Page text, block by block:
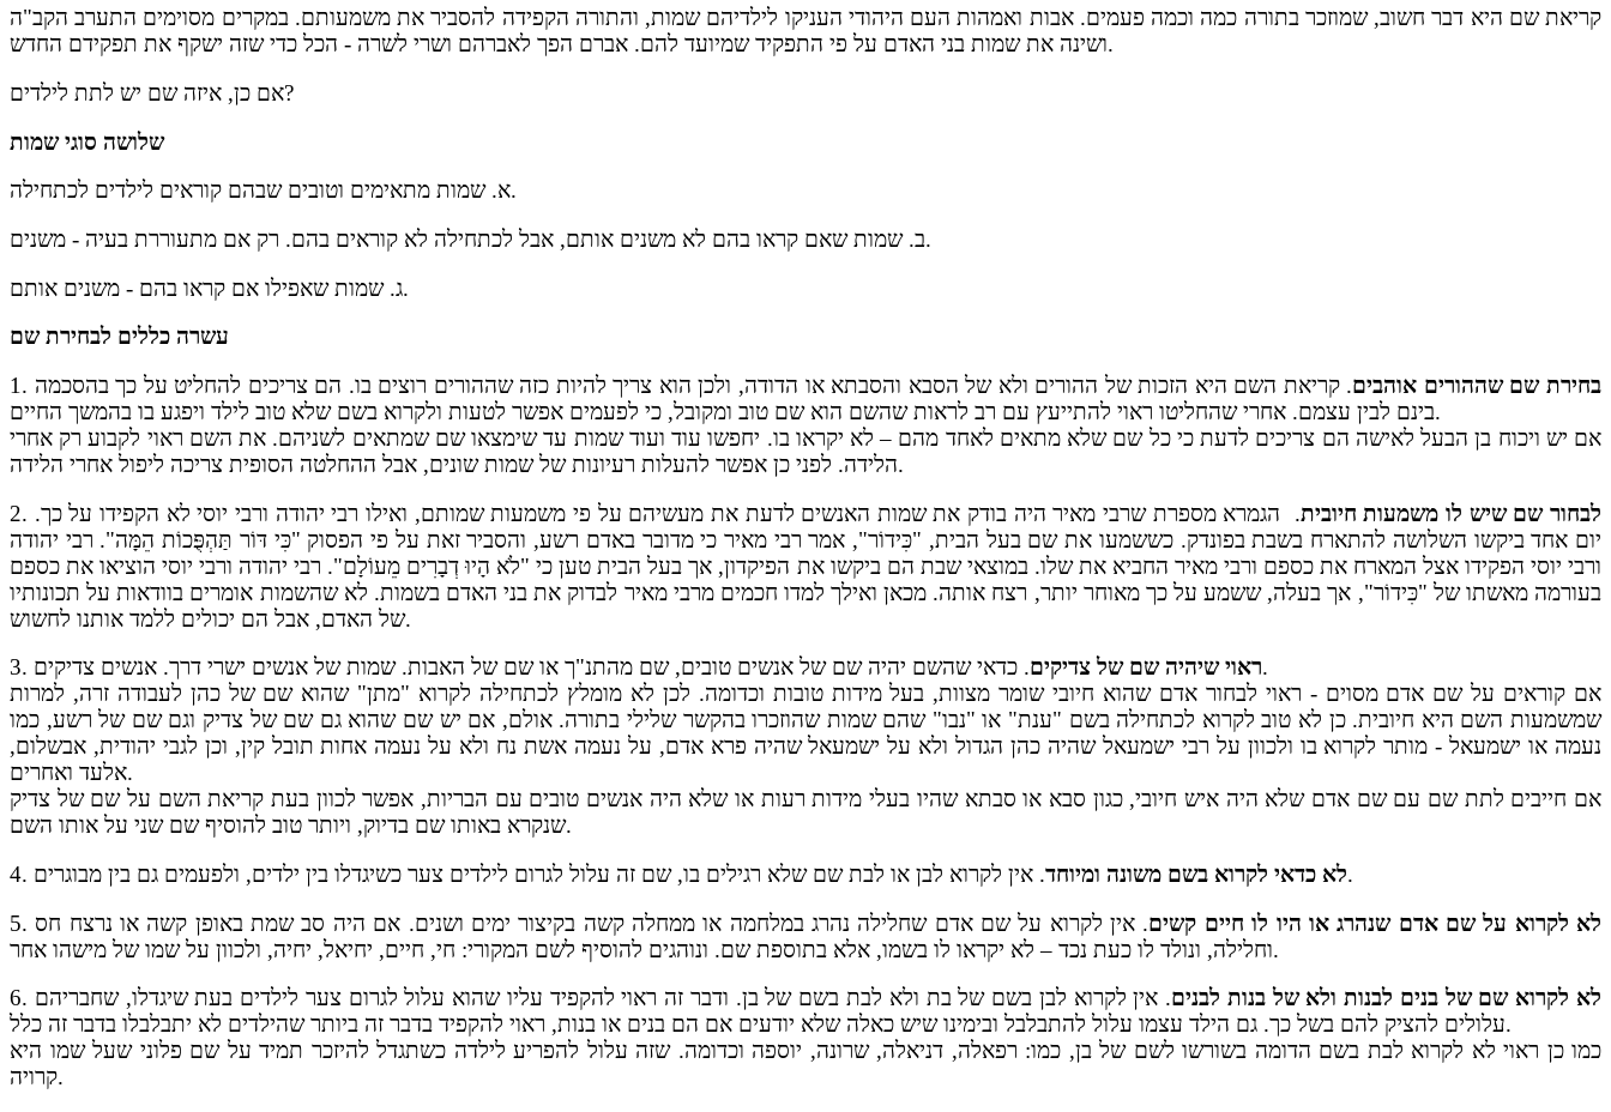
קריאת שם היא דבר חשוב, שמוזכר בתורה כמה וכמה פעמים. אבות ואמהות העם היהודי העניקו לילדיהם שמות, והתורה הקפידה להסביר את משמעותם. במקרים מסוימים התערב הקב"ה
ושינה את שמות בני האדם על פי התפקיד שמיועד להם. אברם הפך לאברהם ושרי לשרה - הכל כדי שזה ישקף את תפקידם החדש.
אם כן, איזה שם יש לתת לילדים?
שלושה סוגי שמות
א. שמות מתאימים וטובים שבהם קוראים לילדים לכתחילה.
ב. שמות שאם קראו בהם לא משנים אותם, אבל לכתחילה לא קוראים בהם. רק אם מתעוררת בעיה - משנים.
ג. שמות שאפילו אם קראו בהם - משנים אותם.
עשרה כללים לבחירת שם
1.
בחירת שם שההורים אוהבים. קריאת השם היא הזכות של ההורים ולא של הסבא והסבתא או הדודה, ולכן הוא צריך להיות כזה שההורים רוצים בו. הם צריכים להחליט על כך בהסכמה
בינם לבין עצמם. אחרי שהחליטו ראוי להתייעץ עם רב לראות שהשם הוא שם טוב ומקובל, כי לפעמים אפשר לטעות ולקרוא בשם שלא טוב לילד ויפגע בו בהמשך החיים.
אם יש ויכוח בן הבעל לאישה הם צריכים לדעת כי כל שם שלא מתאים לאחד מהם – לא יקראו בו. יחפשו עוד ועוד שמות עד שימצאו שם שמתאים לשניהם. את השם ראוי לקבוע רק אחרי
הלידה. לפני כן אפשר להעלות רעיונות של שמות שונים, אבל ההחלטה הסופית צריכה ליפול אחרי הלידה.
2.
לבחור שם שיש לו משמעות חיובית. הגמרא מספרת שרבי מאיר היה בודק את שמות האנשים לדעת את מעשיהם על פי משמעות שמותם, ואילו רבי יהודה ורבי יוסי לא הקפידו על כך.
יום אחד ביקשו השלושה להתארח בשבת בפונדק. כששמעו את שם בעל הבית, "כִּידוֹר", אמר רבי מאיר כי מדובר באדם רשע, והסביר זאת על פי הפסוק "כִּי דּוֹר תַּהְפֻּכוֹת הֵמָּה". רבי יהודה
ורבי יוסי הפקידו אצל המארח את כספם ורבי מאיר החביא את שלו. במוצאי שבת הם ביקשו את הפיקדון, אך בעל הבית טען כי "לֹא הָיוּ דְבָרִים מֵעוֹלָם". רבי יהודה ורבי יוסי הוציאו את כספם
בעורמה מאשתו של "כִּידוֹר", אך בעלה, ששמע על כך מאוחר יותר, רצח אותה. מכאן ואילך למדו חכמים מרבי מאיר לבדוק את בני האדם בשמות. לא שהשמות אומרים בוודאות על תכונותיו
של האדם, אבל הם יכולים ללמד אותנו לחשוש.
3.
ראוי שיהיה שם של צדיקים. כדאי שהשם יהיה שם של אנשים טובים, שם מהתנ"ך או שם של האבות. שמות של אנשים ישרי דרך. אנשים צדיקים.
אם קוראים על שם אדם מסוים - ראוי לבחור אדם שהוא חיובי שומר מצוות, בעל מידות טובות וכדומה. לכן לא מומלץ לכתחילה לקרוא "מתן" שהוא שם של כהן לעבודה זרה, למרות
שמשמעות השם היא חיובית. כן לא טוב לקרוא לכתחילה בשם "ענת" או "נבו" שהם שמות שהוזכרו בהקשר שלילי בתורה. אולם, אם יש שם שהוא גם שם של צדיק וגם שם של רשע, כמו
נעמה או ישמעאל - מותר לקרוא בו ולכוון על רבי ישמעאל שהיה כהן הגדול ולא על ישמעאל שהיה פרא אדם, על נעמה אשת נח ולא על נעמה אחות תובל קין, וכן לגבי יהודית, אבשלום,
אלעד ואחרים.
אם חייבים לתת שם עם שם אדם שלא היה איש חיובי, כגון סבא או סבתא שהיו בעלי מידות רעות או שלא היה אנשים טובים עם הבריות, אפשר לכוון בעת קריאת השם על שם של צדיק
שנקרא באותו שם בדיוק, ויותר טוב להוסיף שם שני על אותו השם.
4.
לא כדאי לקרוא בשם משונה ומיוחד. אין לקרוא לבן או לבת שם שלא רגילים בו, שם זה עלול לגרום לילדים צער כשיגדלו בין ילדים, ולפעמים גם בין מבוגרים.
5.
לא לקרוא על שם אדם שנהרג או היו לו חיים קשים. אין לקרוא על שם אדם שחלילה נהרג במלחמה או ממחלה קשה בקיצור ימים ושנים. אם היה סב שמת באופן קשה או נרצח חס
וחלילה, ונולד לו כעת נכד – לא יקראו לו בשמו, אלא בתוספת שם. ונוהגים להוסיף לשם המקורי: חי, חיים, יחיאל, יחיה, ולכוון על שמו של מישהו אחר.
6.
לא לקרוא שם של בנים לבנות ולא של בנות לבנים. אין לקרוא לבן בשם של בת ולא לבת בשם של בן. ודבר זה ראוי להקפיד עליו שהוא עלול לגרום צער לילדים בעת שיגדלו, שחבריהם
עלולים להציק להם בשל כך. גם הילד עצמו עלול להתבלבל ובימינו שיש כאלה שלא יודעים אם הם בנים או בנות, ראוי להקפיד בדבר זה ביותר שהילדים לא יתבלבלו בדבר זה כלל.
כמו כן ראוי לא לקרוא לבת בשם הדומה בשורשו לשם של בן, כמו: רפאלה, דניאלה, שרונה, יוספה וכדומה. שזה עלול להפריע לילדה כשתגדל להיזכר תמיד על שם פלוני שעל שמו היא
קרויה.